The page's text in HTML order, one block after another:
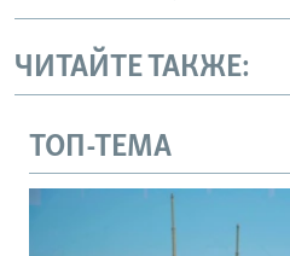
ЧИТАЙТЕ ТАКЖЕ:
ТОП-ТЕМА